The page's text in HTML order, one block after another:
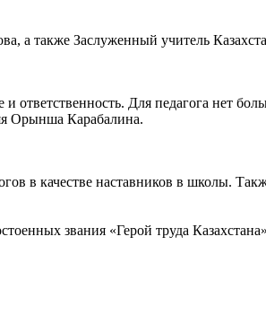
а также Заслуженный учитель
ответственность. Для педагога нет
Орынша Карабалина.
в качестве наставников в школы.
звания «Герой труда